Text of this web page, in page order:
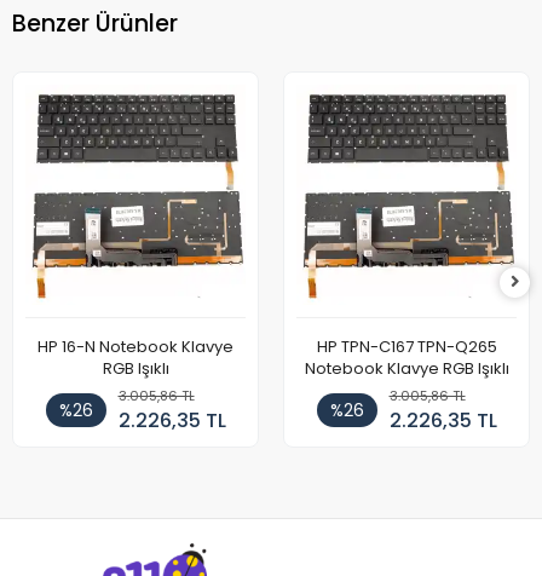
Benzer Ürünler
HP 16-N Notebook Klavye
RGB Işıklı
%26
3.005,86 TL
2.226,35 TL
HP TPN-C167 TPN-Q265
Notebook Klavye RGB Işıklı
%26
3.005,86 TL
2.226,35 TL